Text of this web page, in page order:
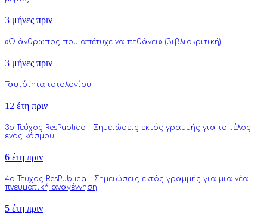
3 μήνες πριν
«Ο άνθρωπος που απέτυχε να πεθάνει» (βιβλιοκριτική)
3 μήνες πριν
Ταυτότητα ιστολογίου
12 έτη πριν
3o Τεύχος ResPublica – Σημειώσεις εκτός γραμμής για το τέλος
ενός κόσμου
6 έτη πριν
4o Τεύχος ResPublica – Σημειώσεις εκτός γραμμής για μια νέα
πνευματική αναγέννηση
5 έτη πριν